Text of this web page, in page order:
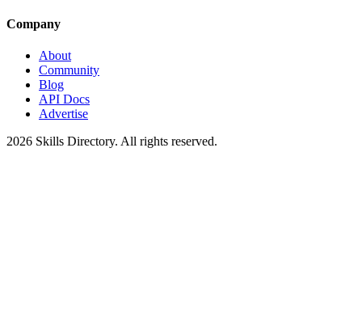
Company
About
Community
Blog
API Docs
Advertise
2026 Skills Directory. All rights reserved.